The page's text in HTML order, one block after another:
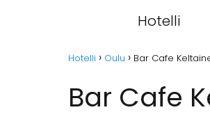
Hotelli
Hotelli Oulu Bar Cafe
Bar Cafe